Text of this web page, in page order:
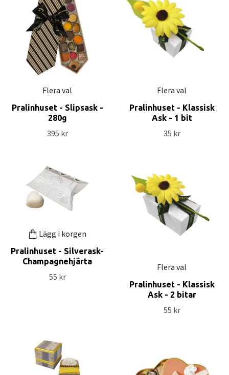
Flera val
Pralinhuset - Slipsask -
280g
395 kr
Flera val
Pralinhuset - Klassisk
Ask - 1 bit
35 kr
Lägg i korgen
Pralinhuset - Silverask-
Champagnehjärta
55 kr
Flera val
Pralinhuset - Klassisk
Ask - 2 bitar
55 kr